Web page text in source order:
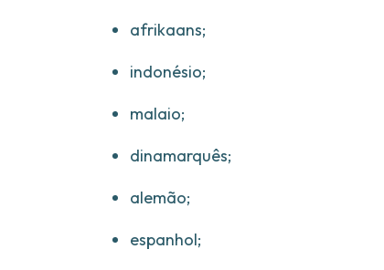
afrikaans;
indonésio;
malaio;
dinamarquês;
alemão;
espanhol;